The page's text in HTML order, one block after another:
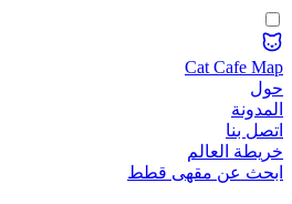
Cat Cafe Map
حول
المدونة
اتصل بنا
خريطة العالم
ابحث عن مقهى قطط